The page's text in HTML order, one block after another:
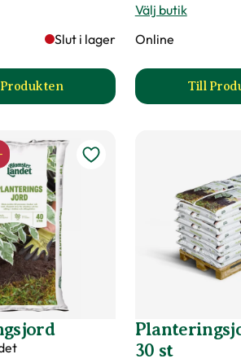
produktsida
Slut i lager
till Smal planteringsspade
Välj butik
Online
Till
30 st